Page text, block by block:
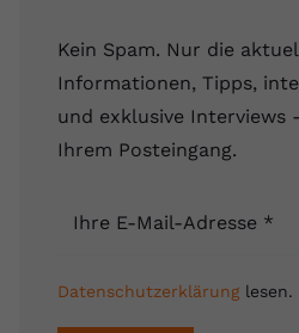
Kein Spam. Nur die
Informationen, Tipps,
und exklusive Interviews
Ihrem Posteingang.
Ihre E-Mail-Adresse *
Datenschutzerklärunglesen.